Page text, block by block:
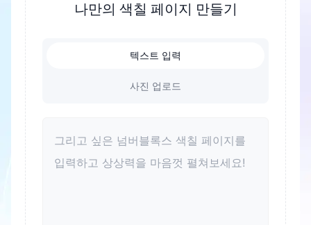
록 돕는 좋은 방법이기도 합니다. 색칠은 또한 색상
인식을 향상시키고 미적 감각을 길러줄 수 있습니다.
성인에게도 색칠은 스트레스를 풀고 긴장을 완화하
는 좋은 방법입니다. 더욱이, 색칠은 가족이 함께 즐
거운 시간을 보내고 부모 자녀 관계를 개선하는 유대
가 될 수 있습니다.
나만의 색칠 페이지 만들기
텍스트 입력
사진 업로드